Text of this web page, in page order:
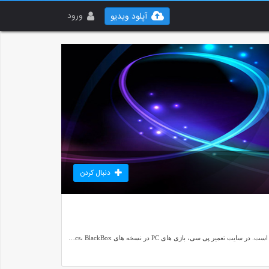
ورود آپلود ویدیو
دنبال کردن